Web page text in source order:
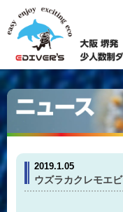
2019.1.05
ウズラカクレモエビ